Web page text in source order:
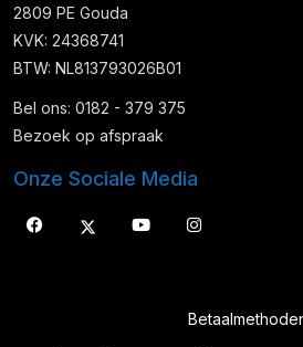
2809 PE Gouda
KVK: 24368741
BTW: NL813793026B01
Bel ons: 0182 - 379 375
Bezoek op afspraak
Onze Sociale Media